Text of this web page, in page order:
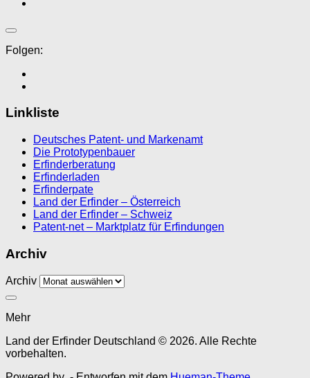
Folgen:
Linkliste
Deutsches Patent- und Markenamt
Die Prototypenbauer
Erfinderberatung
Erfinderladen
Erfinderpate
Land der Erfinder – Österreich
Land der Erfinder – Schweiz
Patent-net – Marktplatz für Erfindungen
Archiv
Archiv
Mehr
Land der Erfinder Deutschland © 2026. Alle Rechte
vorbehalten.